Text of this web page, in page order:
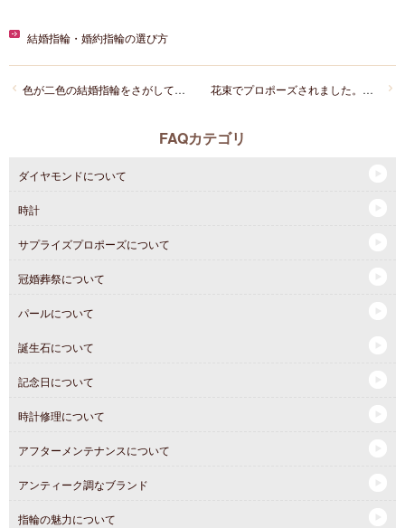
結婚指輪・婚約指輪の選び方
花束でプロポーズされました。とても嬉しいけど、指輪が欲しいとき、なんていえばいいのでしょう・・・
色が二色の結婚指輪をさがしております。オススメがあれば教えてください！
FAQカテゴリ
ダイヤモンドについて
時計
サプライズプロポーズについて
冠婚葬祭について
パールについて
誕生石について
記念日について
時計修理について
アフターメンテナンスについて
アンティーク調なブランド
指輪の魅力について